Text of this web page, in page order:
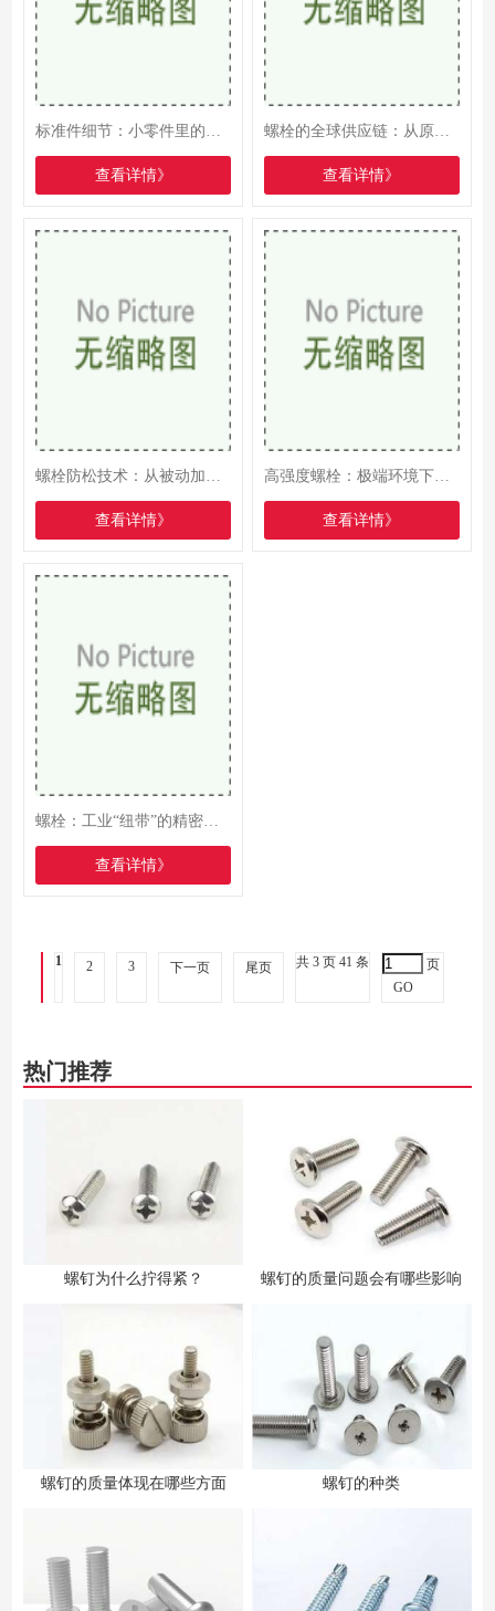
标准件细节：小零件里的大乾坤
查看详情》
螺栓的全球供应链：从原料到终端的协同网络
查看详情》
螺栓防松技术：从被动加固到主动监测的进化
查看详情》
高强度螺栓：极端环境下的“钢铁卫士”
查看详情》
螺栓：工业“纽带”的精密制造与多元应用
查看详情》
1 2 3 下一页 尾页 共 3 页 41 条
页
GO
热门推荐
螺钉为什么拧得紧？ 螺钉的质量问题会有哪些影响
螺钉的质量体现在哪些方面 螺钉的种类